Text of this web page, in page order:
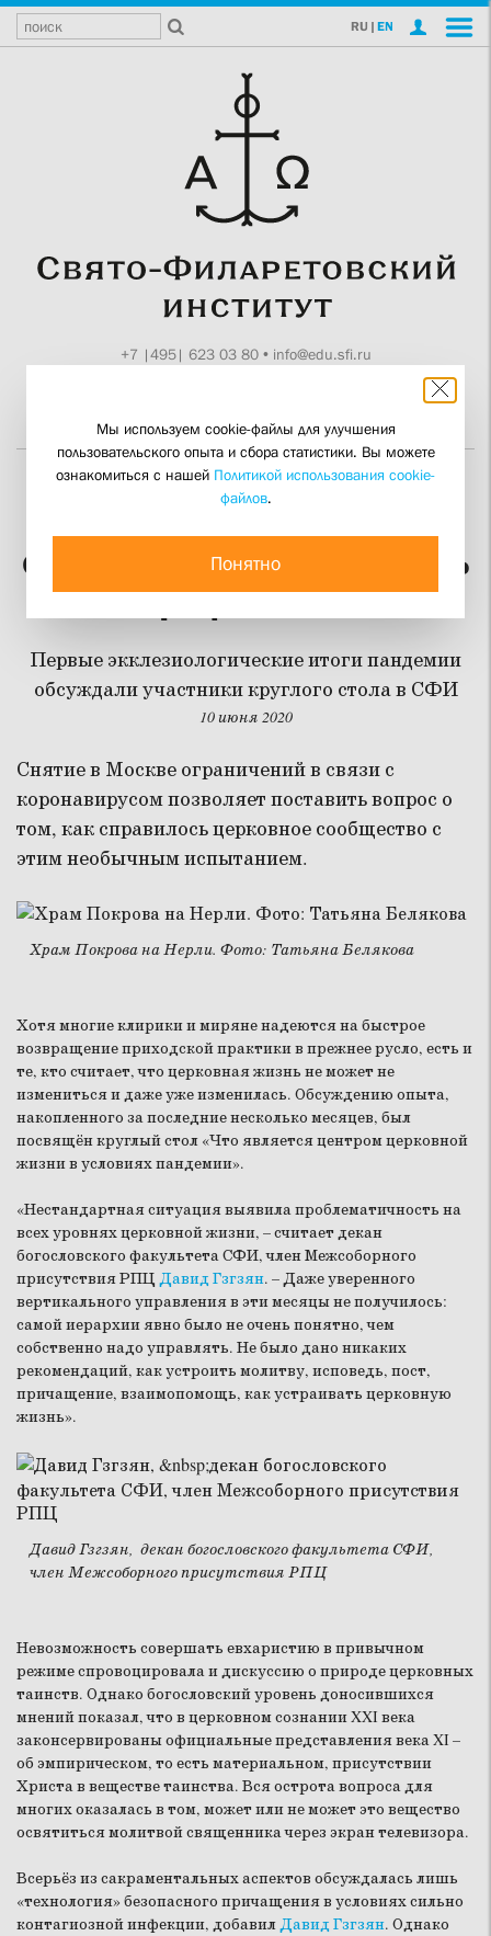
RU | EN
+7 |495| 623 03 80• info@edu.sfi.ru
Перестанет ли
священнослужение быть
профессией
Первые экклезиологические итоги пандемии
обсуждали участники круглого стола в СФИ
10 июня 2020
Снятие в Москве ограничений в связи с
коронавирусом позволяет поставить вопрос о
том, как справилось церковное сообщество с
этим необычным испытанием.
Храм Покрова на Нерли. Фото: Татьяна Белякова
Хотя многие клирики и миряне надеются на быстрое
возвращение приходской практики в прежнее русло, есть и
те, кто считает, что церковная жизнь не может не
измениться и даже уже изменилась. Обсуждению опыта,
накопленного за последние несколько месяцев, был
посвящён круглый стол «Что является центром церковной
жизни в условиях пандемии».
«Нестандартная ситуация выявила проблематичность на
всех уровнях церковной жизни, – считает декан
богословского факультета СФИ, член Межсоборного
присутствия РПЦДавид Гзгзян. – Даже уверенного
вертикального управления в эти месяцы не получилось:
самой иерархии явно было не очень понятно, чем
собственно надо управлять. Не было дано никаких
рекомендаций, как устроить молитву, исповедь, пост,
причащение, взаимопомощь, как устраивать церковную
жизнь».
Давид Гзгзян, декан богословского факультета СФИ,
член Межсоборного присутствия РПЦ
Невозможность совершать евхаристию в привычном
режиме спровоцировала и дискуссию о природе церковных
таинств. Однако богословский уровень доносившихся
мнений показал, что в церковном сознании XXI века
законсервированы официальные представления века XI –
об эмпирическом, то есть материальном, присутствии
Христа в веществе таинства. Вся острота вопроса для
многих оказалась в том, может или не может это вещество
освятиться молитвой священника через экран телевизора.
Всерьёз из сакраментальных аспектов обсуждалась лишь
«технология» безопасного причащения в условиях сильно
контагиозной инфекции, добавилДавид Гзгзян. Однако
Мы используем cookie-файлы для улучшения
пользовательского опыта и сбора статистики. Вы можете
ознакомиться с нашей Политикой использования cookie-
файлов.
Понятно